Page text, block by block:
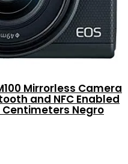
Mirrorless Camera
and NFC Enabled
Centimeters Negro